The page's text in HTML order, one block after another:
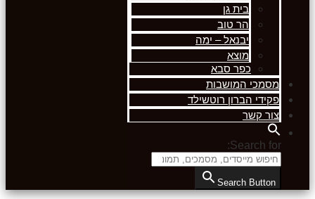
בית גן
הר טוב
יבנאל – ימה
מוצא
כפר סבא
מסמכי המושבות
פקידי הברון רוטשילד
צור קשר
Search for:
Search Button